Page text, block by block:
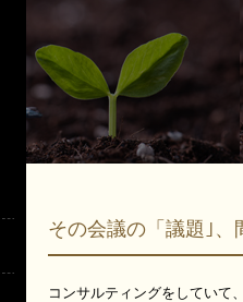
その会議の「議題｣
コンサルティングをしていて